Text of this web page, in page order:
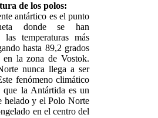
de los polos:
antártico es el punto
donde se han
las temperaturas más
hasta 89,2 grados
en la zona de Vostok.
nunca llega a ser
fenómeno climático
que la Antártida es un
helado y el Polo Norte
en el centro del